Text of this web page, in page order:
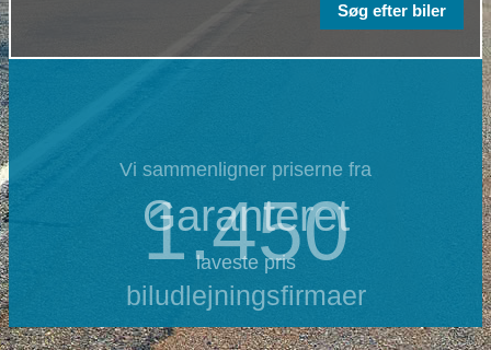
Vi sammenligner priserne fra
1.450
biludlejningsfirmaer
Garanteret
laveste pris